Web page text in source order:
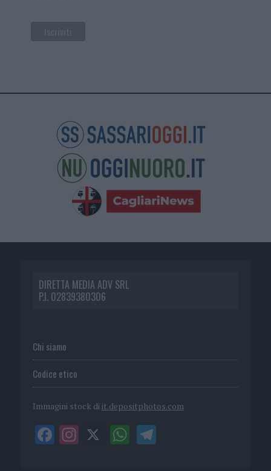
DIRETTA MEDIA ADV SRL
P.I. 02839380306
Chi siamo
Codice etico
Immagini stock di it.depositphotos.com